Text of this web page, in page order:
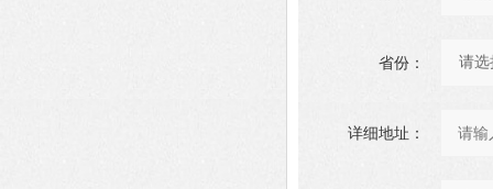
省份：
详细地址：